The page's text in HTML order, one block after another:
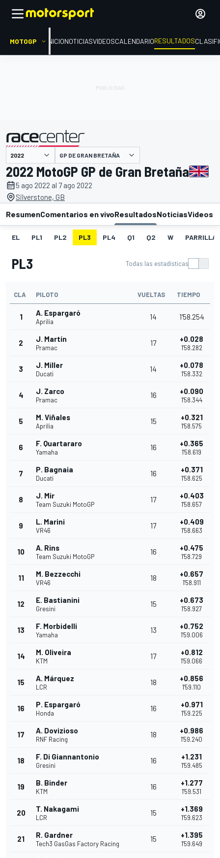
MOTOGP INICIONOTICIASVIDEOSCALENDARIORESULTADOS
presentado por GP DE GRAN BRETAÑA
2022 MotoGP GP de Gran Bretaña
5 ago 2022 al 7 ago 2022
Silverstone, GB
ResumenComentarios en vivoResultadosNoticiasVideos
EL PL1 PL2 PL3 PL4 Q1 Q2 W PARRILLA
PL3 Todas las estadísticas
CLA PILOTO VUELTAS TIEMPO
1 A. Espargaró
Aprilia
14 1'58.254
2 J. Martín
Pramac
17 +0.028
1'58.282
3 J. Miller
Ducati
14 +0.078
1'58.332
4 J. Zarco
Pramac
16 +0.090
1'58.344
5 M. Viñales
Aprilia
15 +0.321
1'58.575
6 F. Quartararo
Yamaha
16 +0.365
1'58.619
7 P. Bagnaia
Ducati
16 +0.371
1'58.625
8 J. Mir
Team Suzuki MotoGP
17 +0.403
1'58.657
9 L. Marini
VR46
17 +0.409
1'58.663
10 A. Rins
Team Suzuki MotoGP
16 +0.475
1'58.729
11 M. Bezzecchi
VR46
18 +0.657
1'58.911
12 E. Bastianini
Gresini
15 +0.673
1'58.927
13 F. Morbidelli
Yamaha
13 +0.752
1'59.006
14 M. Oliveira
KTM
17 +0.812
1'59.066
15 A. Márquez
LCR
18 +0.856
1'59.110
16 P. Espargaró
Honda
16 +0.971
1'59.225
17 A. Dovizioso
RNF Racing
18 +0.986
1'59.240
18 F. Di Giannantonio
Gresini
16 +1.231
1'59.485
19 B. Binder
KTM
16 +1.277
1'59.531
20 T. Nakagami
LCR
15 +1.369
1'59.623
21 R. Gardner
Tech3 GasGas Factory Racing
15 +1.395
1'59.649